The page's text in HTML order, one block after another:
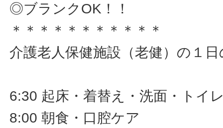
◎ブランクOK！！
＊＊＊＊＊＊＊＊＊＊＊
介護老人保健施設（老健）の１
6:30 起床・着替え・洗面・トイ
8:00 朝食・口腔ケア